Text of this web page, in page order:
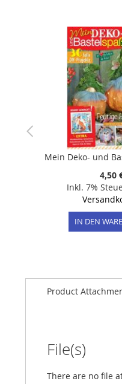
4,50
Inkl. 7%
IN DEN
Product
File(s)
There are no file